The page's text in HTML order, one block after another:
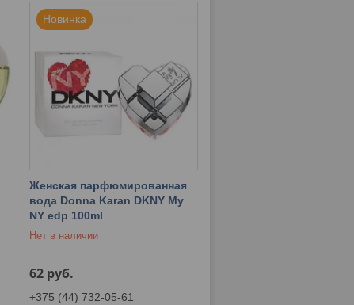
Новинка
Женская парфюмированная
вода Donna Karan DKNY My
NY edp 100ml
Нет в наличии
62 руб.
+375 (44) 732-05-61